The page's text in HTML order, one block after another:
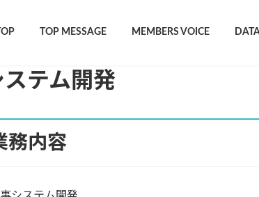
TOP TOP MESSAGE MEMBERS VOICE
ステム開発
務内容